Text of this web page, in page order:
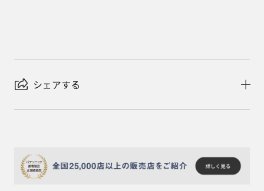
シェアする